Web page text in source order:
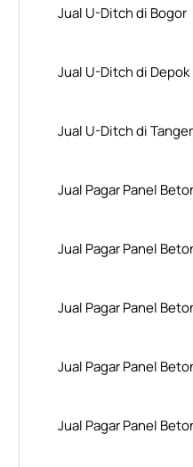
Jual U-Ditch di Bogor
Jual U-Ditch di Depok
Jual U-Ditch di
Jual Pagar Panel
Jual Pagar Panel
Jual Pagar Panel
Jual Pagar Panel
Jual Pagar Panel